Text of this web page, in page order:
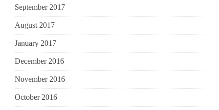
September 2017
August 2017
January 2017
December 2016
November 2016
October 2016